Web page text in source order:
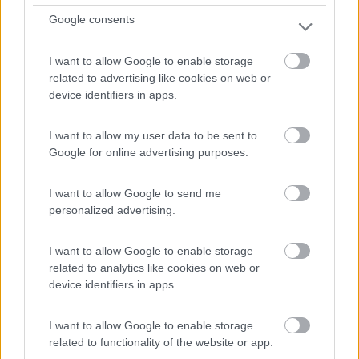
Google consents
I want to allow Google to enable storage
related to advertising like cookies on web or
device identifiers in apps.
I want to allow my user data to be sent to
Google for online advertising purposes.
I want to allow Google to send me
personalized advertising.
I want to allow Google to enable storage
related to analytics like cookies on web or
device identifiers in apps.
I want to allow Google to enable storage
related to functionality of the website or app.
290
quando lascio il mezzo in garage non lo attacco alla 220? solo
prima della partenza? aiutoooo
iw5ci
Inserito il05/06/2023 alle:12:38:21
camper alla 220 me ne sono accorto perche' ho iniziato a
sentire odore di acido. Una betteria era molto calda e bolliva
l'elettrolita. Avendo il sezionatore per le BS , ho escluso la
batteria incriminata che poi ho cambiato. Non tengo mai
area di sosta.
Anzi, quando il camper e' in rimessaggio , stacco